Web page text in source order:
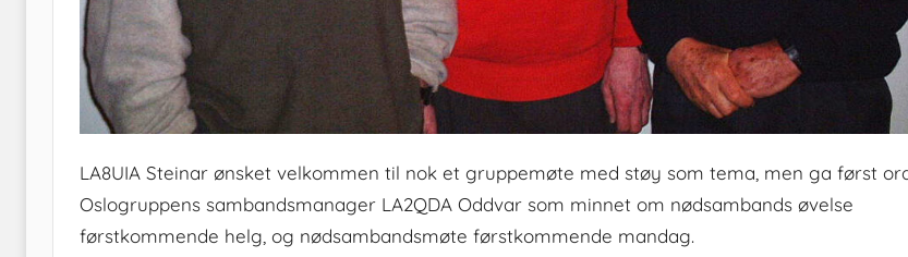
LA8UIA Steinar ønsket velkommen til nok et gruppemøte med støy som tema, men ga først
Oslogruppens sambandsmanager LA2QDA Oddvar som minnet om nødsambands øvelse
førstkommende helg, og nødsambandsmøte førstkommende mandag.